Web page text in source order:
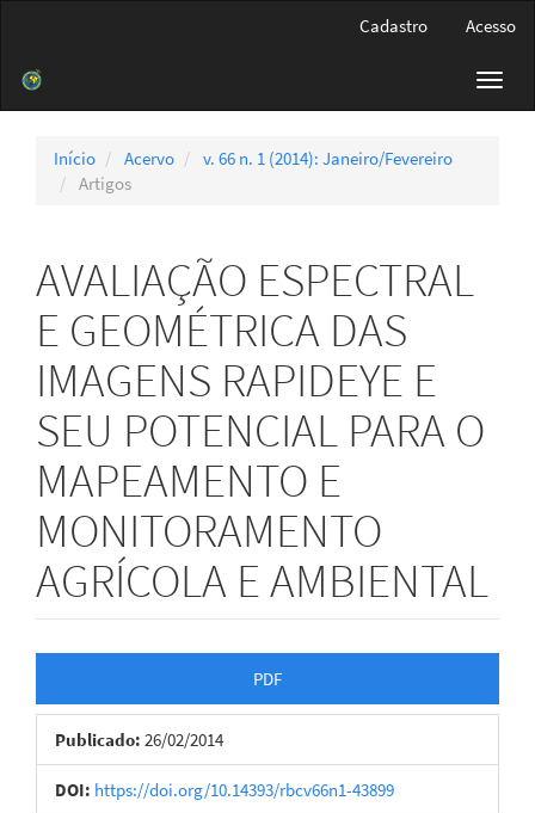
Barra
Cadastro Acesso
Início Acervo
v. 66 n. 1 (2014): Janeiro/Fevereiro
Artigos
AVALIAÇÃO ESPECTRAL
E GEOMÉTRICA DAS
IMAGENS RAPIDEYE E
SEU POTENCIAL PARA O
MAPEAMENTO E
MONITORAMENTO
AGRÍCOLA E AMBIENTAL
lateral
de
artigos
PDF
Publicado: 26/02/2014
DOI: https://doi.org/10.14393/rbcv66n1-43899